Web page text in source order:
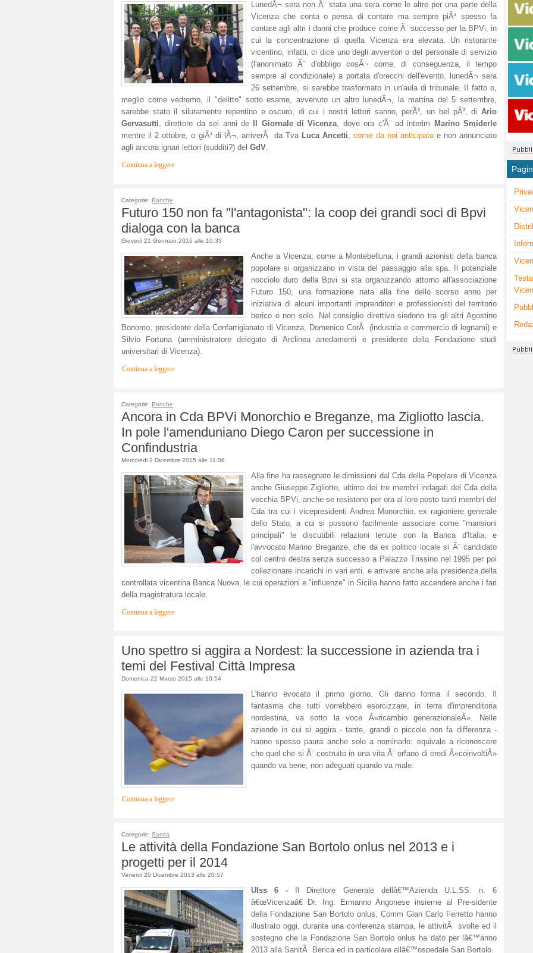
LunedÃ¬ sera non Ã¨ stata una sera come le altre per una parte della
Vicenza che conta o pensa di contare ma sempre piÃ¹ spesso fa
contare agli altri i danni che produce come Ã¨ successo per la BPVi, in
cui la concentrazione di quella Vicenza era elevata. Un ristorante
vicentino, infatti, ci dice uno degli avventori o del personale di servizio
(l'anonimato Ã¨ d'obbligo cosÃ¬ come, di conseguenza, il tempo
sempre al condizionale) a portata d'orecchi dell'evento, lunedÃ¬ sera
26 settembre, si sarebbe trasformato in un'aula di tribunale. Il fatto o,
meglio come vedremo, il "delitto" sotto esame, avvenuto un altro lunedÃ¬, la mattina del 5 settembre,
sarebbe stato il siluramento repentino e oscuro, di cui i nostri lettori sanno, perÃ², un bel pÃ², di Ario
Gervasutti, direttore da sei anni de Il Giornale di Vicenza, dove ora c'Ã¨ ad interim
Marino Smiderle
mentre il 2 ottobre, o giÃ¹ di lÃ¬, arriverÃ da Tva Luca Ancetti,come da noi anticipatoe non annunciato
agli ancora ignari lettori (sudditi?) del GdV.
Continua a leggere
Categorie: Banche
Futuro 150 non fa "l'antagonista": la coop dei grandi soci di Bpvi
dialoga con la banca
Giovedi 21 Gennaio 2016 alle 10:33
Anche a Vicenza, come a Montebelluna, i grandi azionisti della banca
popolare si organizzano in vista del passaggio alla spa. Il potenziale
nocciolo duro della Bpvi si sta organizzando attorno all'associazione
Futuro 150, una formazione nata alla fine dello scorso anno per
iniziativa di alcuni importanti imprenditori e professionisti del territorio
berico e non solo. Nel consiglio direttivo siedono tra gli altri Agostino
Bonomo, presidente della Confartigianato di Vicenza, Domenico CorÃ (industria e commercio di legnami) e
Silvio Fortuna (amministratore delegato di Arclinea arredamenti e presidente della Fondazione studi
universitari di Vicenza).
Continua a leggere
Categorie: Banche
Ancora in Cda BPVi Monorchio e Breganze, ma Zigliotto lascia.
In pole l'amenduniano Diego Caron per successione in
Confindustria
Mercoledi 2 Dicembre 2015 alle 11:08
Alla fine ha rassegnato le dimissioni dal Cda della Popolare di Vicenza
anche Giuseppe Zigliotto, ultimo dei tre membri indagati del Cda della
vecchia BPVi, anche se resistono per ora al loro posto tanti membri del
Cda tra cui i vicepresidenti Andrea Monorchio, ex ragioniere generale
dello Stato, a cui si possono facilmente associare come "mansioni
principali" le discutibili relazioni tenute con la Banca d'Italia, e
l'avvocato Marino Breganze, che da ex politico locale si Ã¨ candidato
col centro destra senza successo a Palazzo Trissino nel 1995 per poi
collezionare incarichi in vari enti, e arrivare anche alla presidenza della
controllata vicentina Banca Nuova, le cui operazioni e "influenze" in Sicilia hanno fatto accendere anche i fari
della magistratura locale.
Continua a leggere
Uno spettro si aggira a Nordest: la successione in azienda tra i
temi del Festival Città Impresa
Domenica 22 Marzo 2015 alle 10:54
L'hanno evocato il primo giorno. Gli danno forma il secondo. Il
fantasma che tutti vorrebbero esorcizzare, in terra d'imprenditoria
nordestina, va sotto la voce Â«ricambio generazionaleÂ». Nelle
aziende in cui si aggira - tante, grandi o piccole non fa differenza -
hanno spesso paura anche solo a nominarlo: equivale a riconoscere
che quel che si Ã¨ costruito in una vita Ã¨ orfano di eredi Â«coinvoltiÂ»
quando va bene, non adeguati quando va male.
Continua a leggere
Categorie: Sanità
Le attività della Fondazione San Bortolo onlus nel 2013 e i
progetti per il 2014
Venerdi 20 Dicembre 2013 alle 20:57
Ulss 6 -
Il Direttore Generale dellâ€™Azienda U.L.SS. n. 6
â€œVicenzaâ€ Dr. Ing. Ermanno Angonese insieme al Pre-sidente
della Fondazione San Bortolo onlus, Comm Gian Carlo Ferretto hanno
illustrato oggi, durante una conferenza stampa, le attivitÃ svolte ed il
sostegno che la Fondazione San Bortolo onlus ha dato per lâ€™anno
2013 alla SanitÃ Berica ed in particolare allâ€™ospedale San Bortolo.
fatto